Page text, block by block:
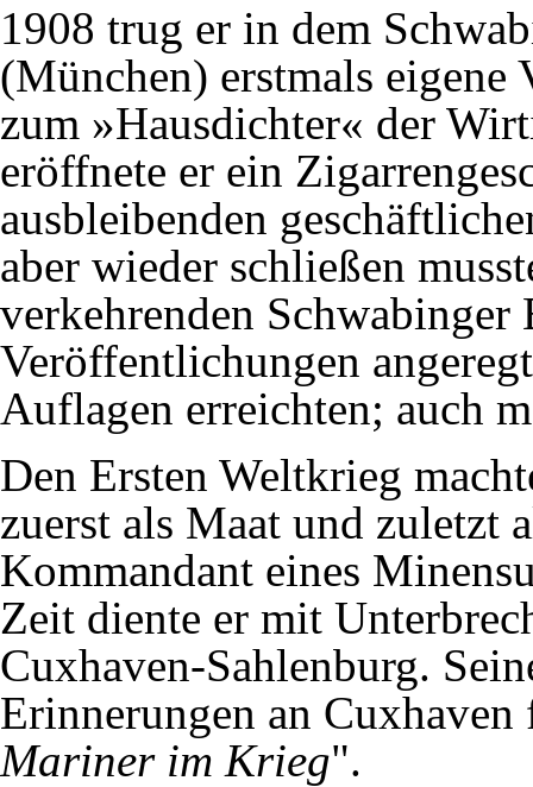
1908 trug er in dem
(München) erstmals eigene
zum »Hausdichter« der
eröffnete er ein
ausbleibenden
aber wieder schließen
verkehrenden Schwabinger
Veröffentlichungen
Auflagen erreichten; auch
Den Ersten Weltkrieg
zuerst als Maat und zuletzt
Kommandant eines
Zeit diente er mit
Cuxhaven-Sahlenburg.
Erinnerungen an Cuxhaven
Mariner im Krieg".